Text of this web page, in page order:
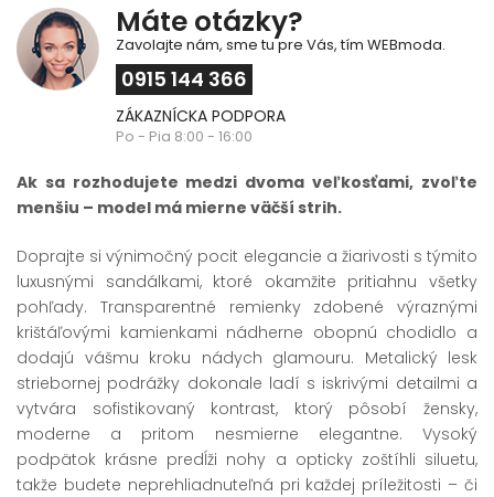
Máte otázky?
Zavolajte nám, sme tu pre Vás, tím WEBmoda.
0915 144 366
ZÁKAZNÍCKA PODPORA
Po - Pia 8:00 - 16:00
Ak sa rozhodujete medzi dvoma veľkosťami, zvoľte
menšiu – model má mierne väčší strih.
Doprajte si výnimočný pocit elegancie a žiarivosti s týmito
luxusnými sandálkami, ktoré okamžite pritiahnu všetky
pohľady. Transparentné remienky zdobené výraznými
krištáľovými kamienkami nádherne obopnú chodidlo a
dodajú vášmu kroku nádych glamouru. Metalický lesk
striebornej podrážky dokonale ladí s iskrivými detailmi a
vytvára sofistikovaný kontrast, ktorý pôsobí žensky,
moderne a pritom nesmierne elegantne. Vysoký
podpätok krásne predĺži nohy a opticky zoštíhli siluetu,
takže budete neprehliadnuteľná pri každej príležitosti – či